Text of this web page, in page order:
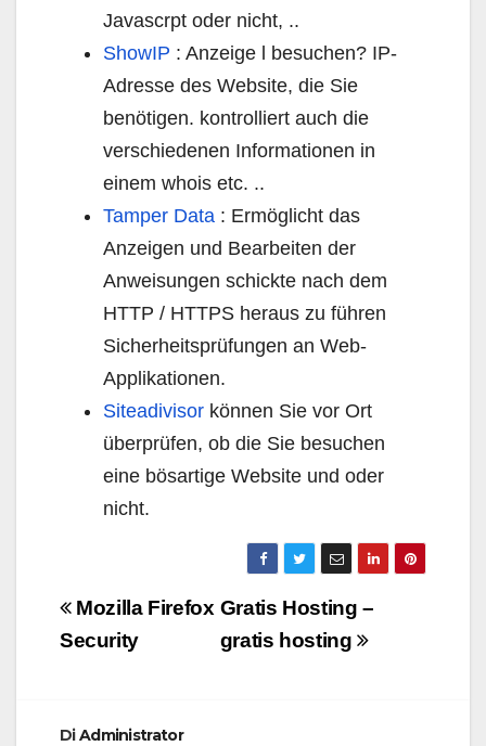
Javascrpt oder nicht, ..
ShowIP : Anzeige l besuchen? IP-
Adresse des Website, die Sie
benötigen. kontrolliert auch die
verschiedenen Informationen in
einem whois etc. ..
Tamper Data : Ermöglicht das
Anzeigen und Bearbeiten der
Anweisungen schickte nach dem
HTTP / HTTPS heraus zu führen
Sicherheitsprüfungen an Web-
Applikationen.
Siteadivisor können Sie vor Ort
überprüfen, ob die Sie besuchen
eine bösartige Website und oder
nicht.
Navigazione
articoli
Gratis Hosting –
gratis hosting
Mozilla Firefox
Security
DiAdministrator